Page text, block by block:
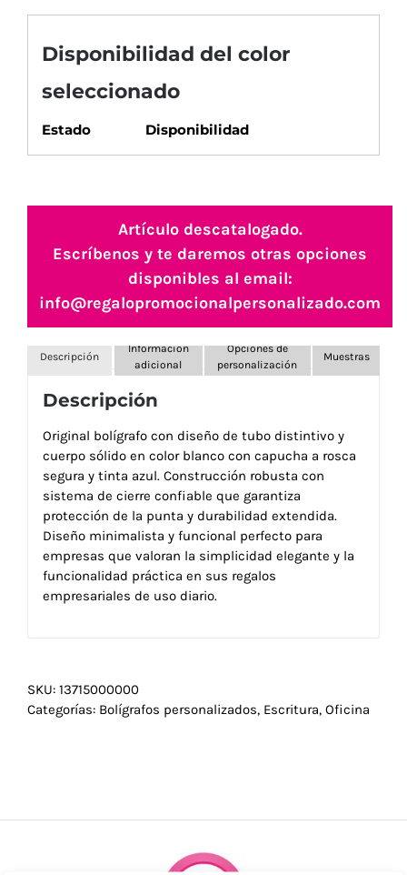
Disponibilidad del color
seleccionado
Estado Disponibilidad
Artículo descatalogado.
Escríbenos y te daremos otras opciones
disponibles al email:
info@regalopromocionalpersonalizado.com
Descripción
Información
adicional
Opciones de
personalización
Muestras
Descripción
Original bolígrafo con diseño de tubo distintivo y
cuerpo sólido en color blanco con capucha a rosca
segura y tinta azul. Construcción robusta con
sistema de cierre confiable que garantiza
protección de la punta y durabilidad extendida.
Diseño minimalista y funcional perfecto para
empresas que valoran la simplicidad elegante y la
funcionalidad práctica en sus regalos
empresariales de uso diario.
SKU: 13715000000
Categorías: Bolígrafos personalizados, Escritura, Oficina